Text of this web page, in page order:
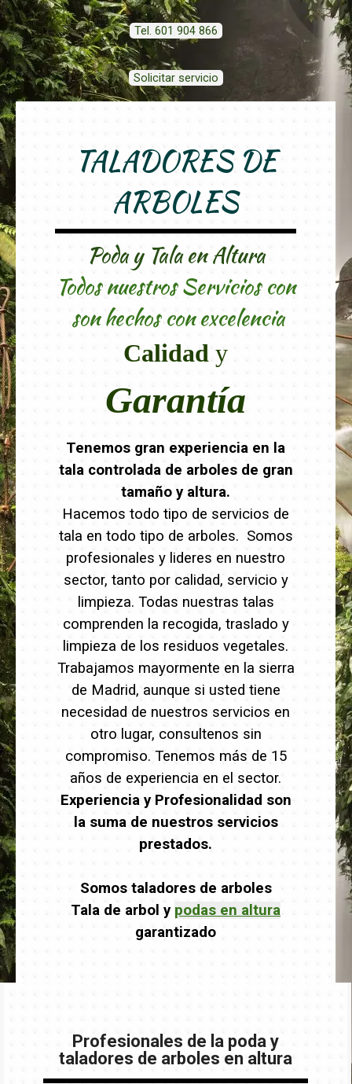
Tel. 601 904 866
Solicitar servicio
TALADORES DE
ARBOLES
Poda y Tala en Altura
Todos nuestros Servicios con
son hechos con excelencia
Calidad y
Garantía
Tenemos gran experiencia en la
tala controlada de arboles de gran
tamaño y altura.
Hacemos todo tipo de servicios de
tala en todo tipo de arboles. Somos
profesionales y lideres en nuestro
sector, tanto por calidad, servicio y
limpieza. Todas nuestras talas
comprenden la recogida, traslado y
limpieza de los residuos vegetales.
Trabajamos mayormente en la sierra
de Madrid, aunque si usted tiene
necesidad de nuestros servicios en
otro lugar, consultenos sin
compromiso. Tenemos más de 15
años de experiencia en el sector.
Experiencia y Profesionalidad son
la suma de nuestros servicios
prestados.
Somos taladores de arboles
Tala de arbol y podas en altura
garantizado
Profesionales de la poda y
taladores de arboles en altura